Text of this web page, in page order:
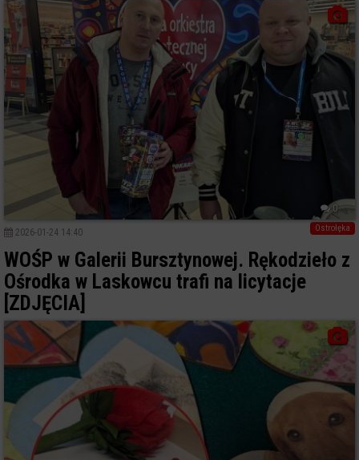
0
Ostrołęka
2026-01-24 14:40
WOŚP w Galerii Bursztynowej. Rękodzieło z
Ośrodka w Laskowcu trafi na licytacje
[ZDJĘCIA]